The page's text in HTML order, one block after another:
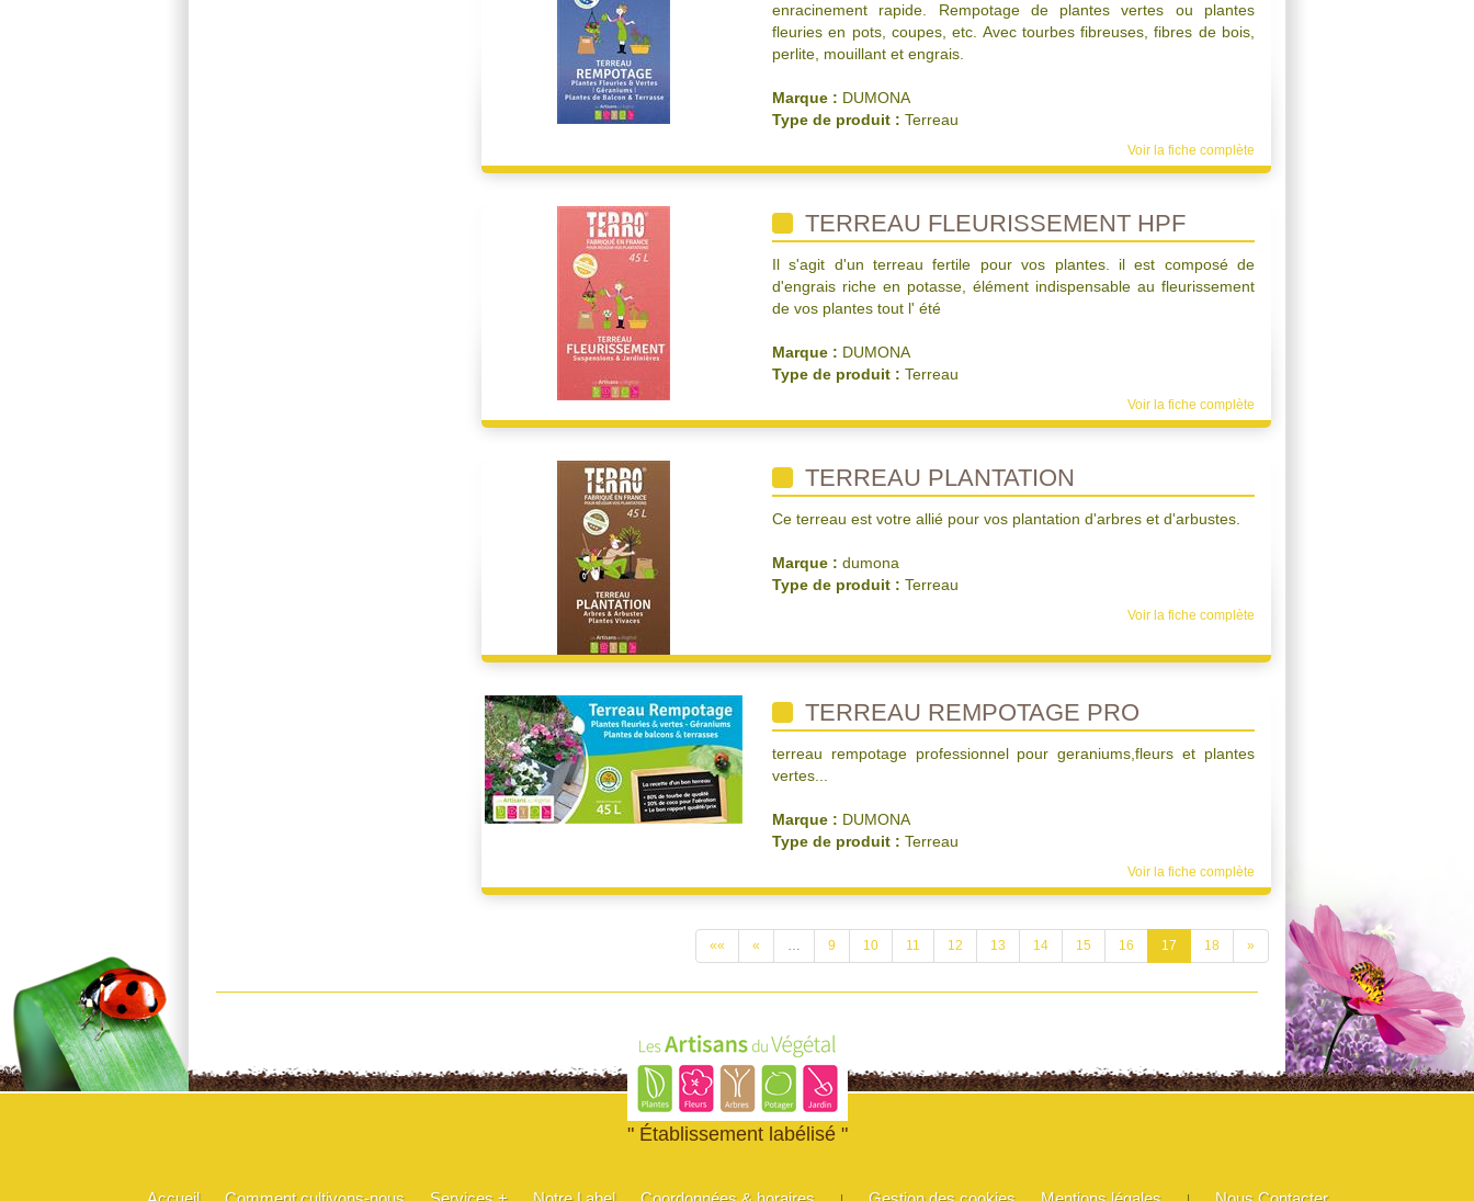
enracinement rapide. Rempotage de plantes vertes ou plantes
fleuries en pots, coupes, etc. Avec tourbes fibreuses, fibres de bois,
perlite, mouillant et engrais.
Marque : DUMONA
Type de produit : Terreau
Voir la fiche complète
TERREAU FLEURISSEMENT HPF
Il s'agit d'un terreau fertile pour vos plantes. il est composé de
d'engrais riche en potasse, élément indispensable au fleurissement
de vos plantes tout l' été
Marque : DUMONA
Type de produit : Terreau
Voir la fiche complète
TERREAU PLANTATION
Ce terreau est votre allié pour vos plantation d'arbres et d'arbustes.
Marque : dumona
Type de produit : Terreau
Voir la fiche complète
TERREAU REMPOTAGE PRO
terreau rempotage professionnel pour geraniums,fleurs et plantes
vertes...
Marque : DUMONA
Type de produit : Terreau
Voir la fiche complète
«« « … 9 10 11 12 13 14 15 16 17 18 »
" Établissement labélisé "